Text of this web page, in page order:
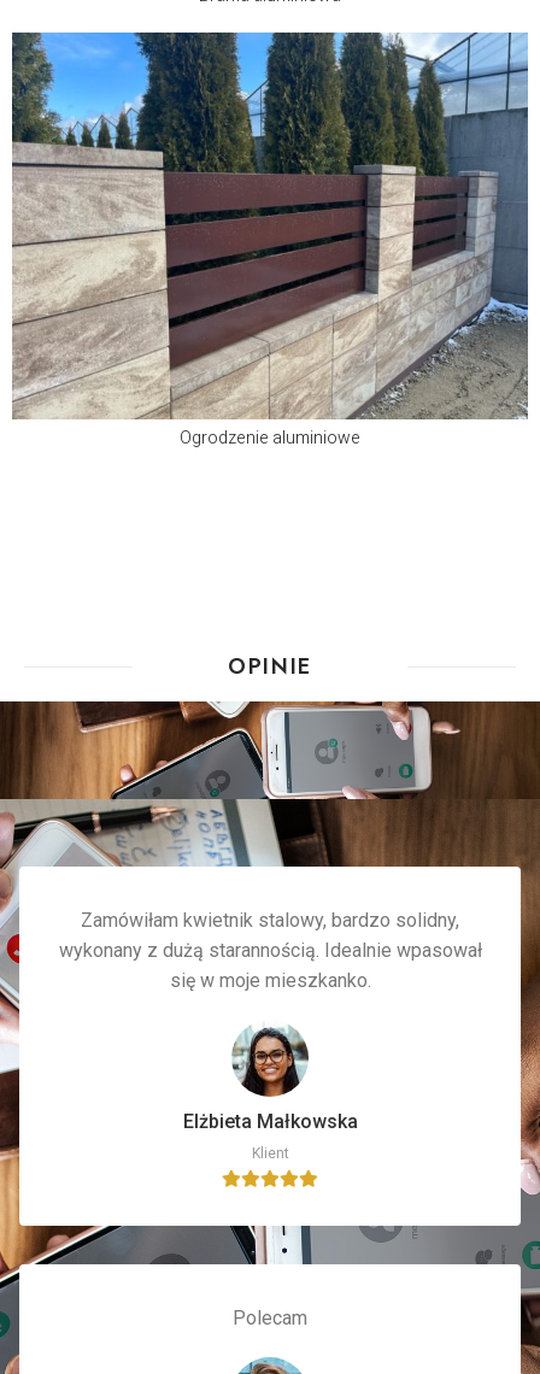
Ogrodzenie aluminiowe
OPINIE
Zamówiłam kwietnik stalowy, bardzo solidny,
wykonany z dużą starannością. Idealnie wpasował
się w moje mieszkanko.
Elżbieta Małkowska
Klient
Polecam